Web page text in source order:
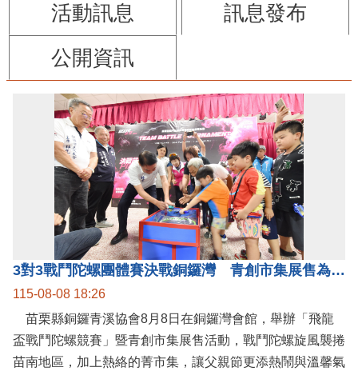
活動訊息
訊息發布
公開資訊
3對3戰鬥陀螺團體賽決戰銅鑼灣 青創市集展售為父親節增添繽紛
115-08-08 18:26
苗栗縣銅鑼青溪協會8月8日在銅鑼灣會館，舉辦「飛龍
盃戰鬥陀螺競賽」暨青創市集展售活動，戰鬥陀螺旋風襲捲
苗南地區，加上熱絡的菁市集，讓父親節更添熱鬧與溫馨氣